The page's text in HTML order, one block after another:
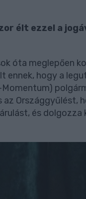
élt ezzel a
óta meglepően
ennek, hogy a
az Országgyűlést,
és dolgozza